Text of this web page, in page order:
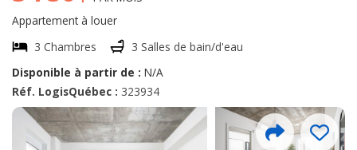
Appartement à louer
3 Chambres
3 Salles de bain/d'eau
Disponible à partir de : N/A
Réf. LogisQuébec : 323934